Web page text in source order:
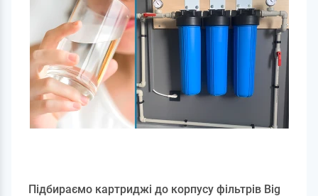
Підбираємо картриджі до корпусу фільтрів Big